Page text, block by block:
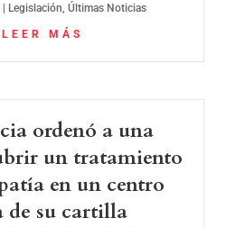
| Legislación, Últimas Noticias
LEER MÁS
ordenó a una
un tratamiento
en un centro
de su cartilla